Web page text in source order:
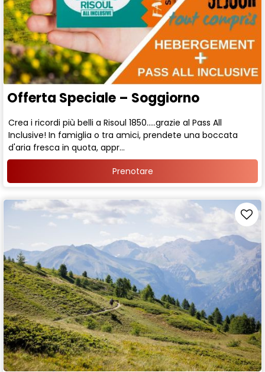
Offerta Speciale – Soggiorno
Crea i ricordi più belli a Risoul 1850.....grazie al Pass All
Inclusive! In famiglia o tra amici, prendete una boccata
d'aria fresca in quota, appr...
Prenotare